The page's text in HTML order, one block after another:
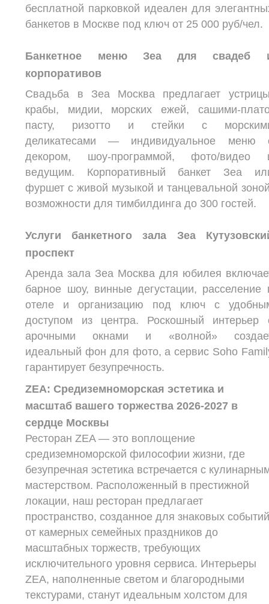
бесплатной парковкой идеален для
банкетов в Москве под ключ от 25 000 руб/чел.​
Банкетное меню Зеа для свадеб
корпоративов
Свадьба в Зеа Москва предлагает
крабы, мидии, морских ежей, сашими-
пасту, ризотто и стейки с
деликатесами — индивидуальное меню
декором, шоу-программой, фото/видео
ведущим. Корпоративный банкет Зеа
фуршет с живой музыкой и танцевальной
возможности для тимбилдинга до 300 гостей.​
Услуги банкетного зала Зеа
проспект
Аренда зала Зеа Москва для юбилея
барное шоу, винные дегустации, расселение
отеле и организацию под ключ с
доступом из центра. Роскошный интерьер
арочными окнами и «волной»
идеальный фон для фото, а сервис Soho
гарантирует безупречность.​
ZEA: Средиземноморская эстетика и
масштаб вашего торжества 2026-2027 в
сердце Москвы
Ресторан ZEA — это воплощение
средиземноморской философии жизни, где
безупречная эстетика встречается с
мастерством. Расположенный в престижной
локации, наш ресторан предлагает
пространство, созданное для знаковых
от камерных семейных праздников до
масштабных торжеств, требующих
исключительного уровня сервиса. Интерьеры
ZEA, наполненные светом и благородными
текстурами, станут идеальным холстом для